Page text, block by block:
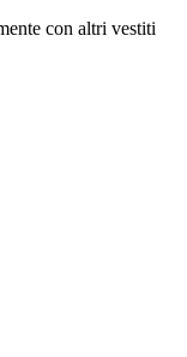
con altri vestiti